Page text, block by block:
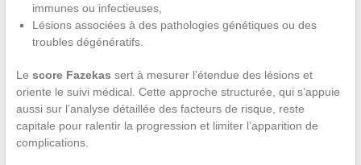
immunes ou infectieuses,
Lésions associées à des pathologies génétiques ou des
troubles dégénératifs.
Le score Fazekas sert à mesurer l’étendue des lésions et
oriente le suivi médical. Cette approche structurée, qui s’appuie
aussi sur l’analyse détaillée des facteurs de risque, reste
capitale pour ralentir la progression et limiter l’apparition de
complications.